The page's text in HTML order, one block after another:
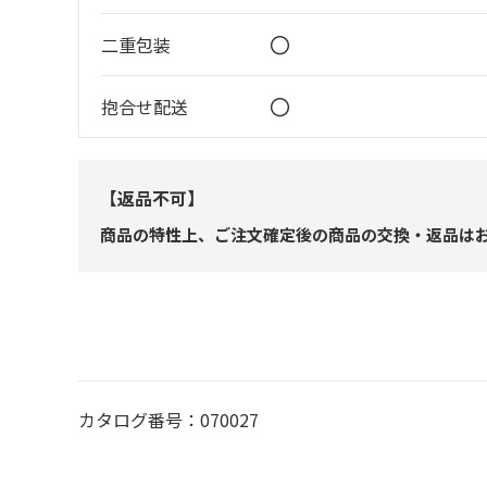
二重包装 〇
抱合せ配送 〇
【返品不可】
商品の特性上、ご注文確定後の商品の交換・返品は
カタログ番号：070027